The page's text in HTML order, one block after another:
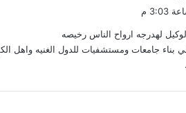
لهدرجه ارواح الناس رخيصه
بناء جامعات ومستشفيات للدول الغنيه